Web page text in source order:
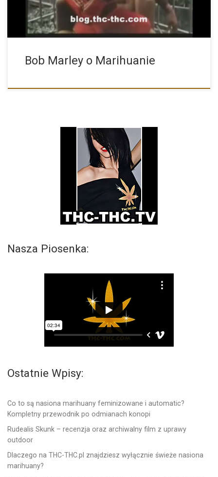
Bob Marley o Marihuanie
Nasza Piosenka:
Ostatnie Wpisy:
Co to są nasiona marihuany feminizowane i automatic?
Kompletny przewodnik po odmianach konopi
Rudealis Skunk – recenzja oraz archiwalny film z uprawy
outdoor
Dlaczego na THC-THC.pl znajdziesz wyłącznie świeże nasiona
marihuany?